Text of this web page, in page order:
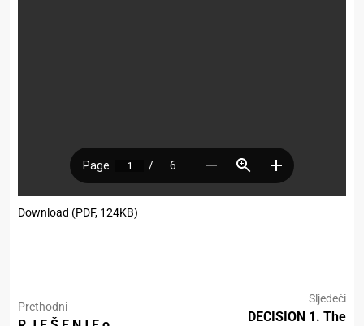
Download (PDF, 124KB)
Prethodni
Sljedeći
DECISION 1. The